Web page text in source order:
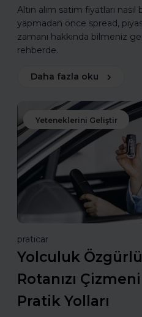
Altın alım satım fiyatları nasıl
yapmadan önce spread,
zamanı hakkında bilmeniz
rehberde.
Daha fazla oku
Yeteneklerini Geliştir
praticar
Yolculuk
Rotanızı
Pratik Yolları